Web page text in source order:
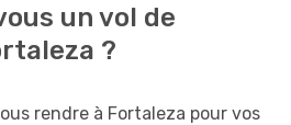
un vol de
?
rendre à Fortaleza pour vos